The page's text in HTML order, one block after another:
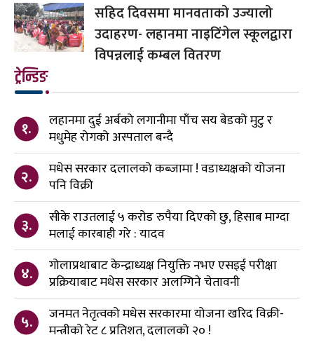
सहिद दिवसमा मानवताको उज्यालो
उदाहरण- लहानमा नाइटिंगेल स्कूलद्वारा
विपन्नलाई कम्बल वितरण
ट्रेन्डिङ
१.
लहानमा दुई अर्बको लगानीमा पाँच सय बेडको मुटु र
मधुमेह रोगको अस्पताल बन्दै
२.
मधेस सरकार दलालको कब्जामा ! वडाध्यक्षको योजना
पनि विक्री
३.
सीके राउतलाई ५ करोड रुपैया दिएको छु, हिसाब माग्दा
मलाई कारबाही गरे : यादव
४.
गोलाप्रथाबाट केन्द्राध्यक्ष नियुक्ति नभए एसइई परीक्षा
प्रक्रियाबाट मधेस सरकार अलग्गिने चेतावनी
५.
जनमत नेतृत्वको मधेस सरकारमा योजना खरिद विक्री-
मन्त्रीको रेट ८ प्रतिशत, दलालको २० !